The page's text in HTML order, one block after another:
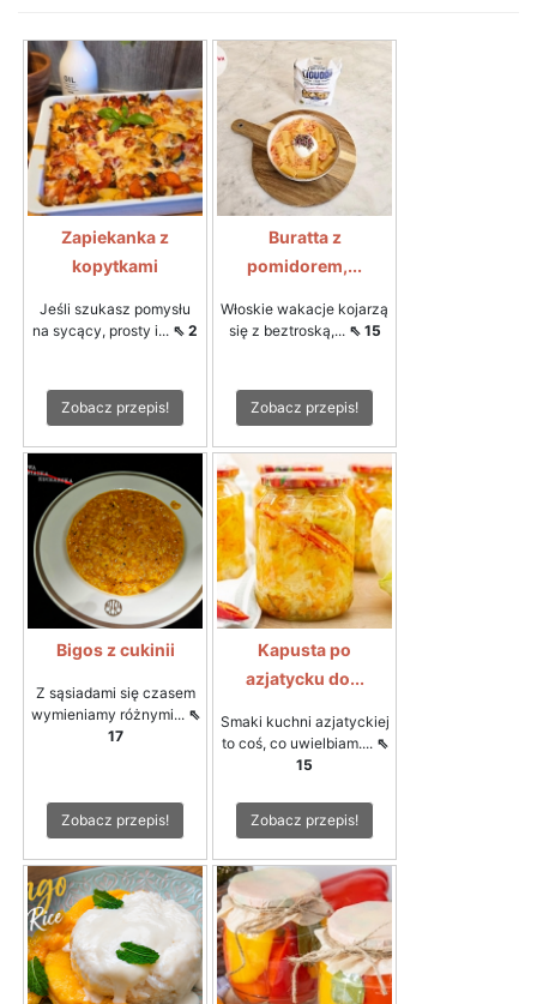
Zapiekanka z
kopytkami
Jeśli szukasz pomysłu
na sycący, prosty i... ⇖ 2
Zobacz przepis!
Buratta z
pomidorem,...
Włoskie wakacje kojarzą
się z beztroską,... ⇖ 15
Zobacz przepis!
Bigos z cukinii
Z sąsiadami się czasem
wymieniamy różnymi... ⇖
17
Zobacz przepis!
Kapusta po
azjatycku do...
Smaki kuchni azjatyckiej
to coś, co uwielbiam.... ⇖
15
Zobacz przepis!